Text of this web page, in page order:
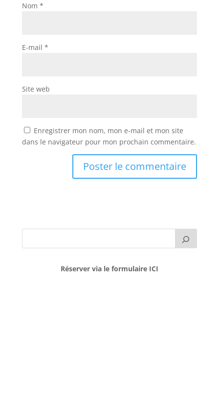
Nom *
E-mail *
Site web
Enregistrer mon nom, mon e-mail et mon site
dans le navigateur pour mon prochain commentaire.
Réserver via le formulaire ICI